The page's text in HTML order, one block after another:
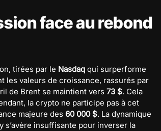
face au rebond
tirées par le Nasdaq qui surperforme
les valeurs de croissance, rassurés par
de Brent se maintient vers 73 $. Cela
la crypto ne participe pas à cet
majeure des 60 000 $. La dynamique
insuffisante pour inverser la